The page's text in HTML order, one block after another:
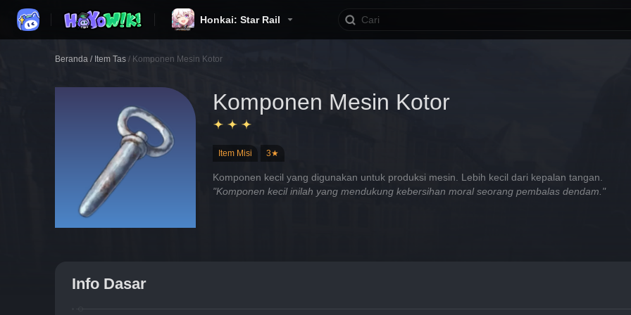
Honkai: Star Rail
Beranda / Item Tas / Komponen Mesin Kotor
Komponen Mesin Kotor
Item Misi 3★
Komponen kecil yang digunakan untuk produksi mesin. Lebih kecil dari kepalan tangan.
"Komponen kecil inilah yang mendukung kebersihan moral seorang pembalas dendam."
Info Dasar